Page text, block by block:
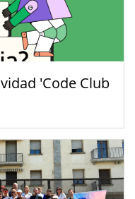
'Code Club